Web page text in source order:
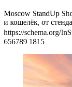
Moscow StandUp
и кошелёк, от
https://schema.org/
656789 1815